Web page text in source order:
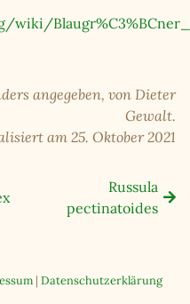
wiki/
angegeben, von Dieter
Gewalt.
am 25. Oktober 2021
Russula
pectinatoides
| Datenschutzerklärung